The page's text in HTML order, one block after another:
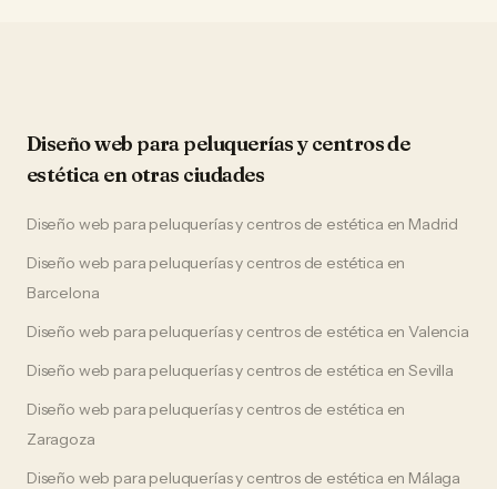
Diseño web parapeluquerías y centros de
estéticaen otras ciudades
Diseño web para peluquerías y centros de estética en Madrid
Diseño web para peluquerías y centros de estética en
Barcelona
Diseño web para peluquerías y centros de estética enValencia
Diseño web para peluquerías y centros de estética enSevilla
Diseño web para peluquerías y centros de estética en
Zaragoza
Diseño web para peluquerías y centros de estética en Málaga